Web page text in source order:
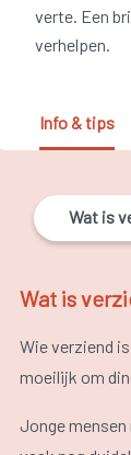
verte. Een
verhelpen.
Info & tips
Wat is
Wat is
Wie verziend
moeilijk om
Jonge mensen